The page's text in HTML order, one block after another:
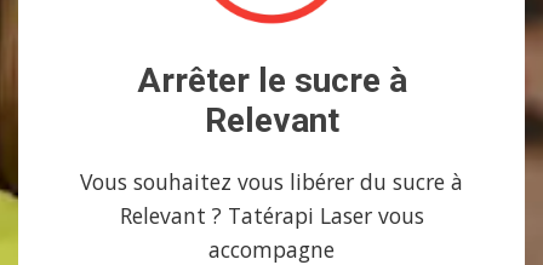
Arrêter le sucre à
Relevant
Vous souhaitez vous libérer du sucre à
Relevant ? Tatérapi Laser vous
accompagne